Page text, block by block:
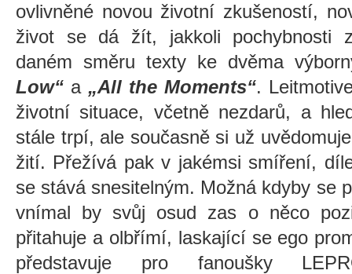
ovlivněné novou životní zkušeností,
život se dá žít, jakkoli pochybnosti
daném směru texty ke dvěma
Low“ a „All the Moments“.
životní situace, včetně nezdarů, a
stále trpí, ale současně si už
žití. Přežívá pak v jakémsi smíření,
se stává snesitelným. Možná kdyby se
vnímal by svůj osud zas o něco
přitahuje a olbřímí, laskající se ego
představuje pro fanoušky